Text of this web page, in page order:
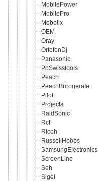
MobilePower
MobilePro
Mobotix
OEM
Oray
OrtofonDj
Panasonic
PbSwisstools
Peach
PeachBürogeräte
Pilot
Projecta
RaidSonic
Rcf
Ricoh
RussellHobbs
SamsungElectronics
ScreenLine
Seh
Sigel